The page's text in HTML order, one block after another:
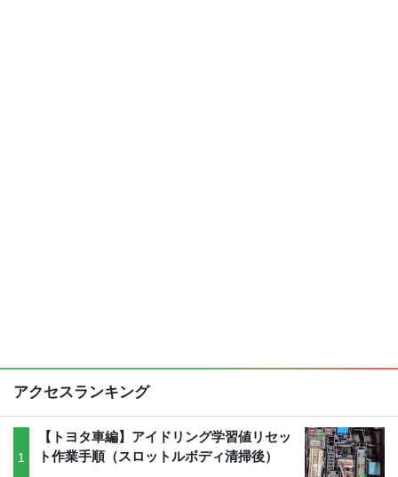
アクセスランキング
【トヨタ車編】アイドリング学習値リセッ
ト作業手順（スロットルボディ清掃後）